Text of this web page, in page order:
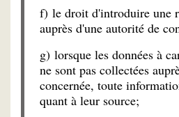
f) le droit d'introduire une
auprès d'une autorité de
g) lorsque les données à
ne sont pas collectées
concernée, toute
quant à leur source;